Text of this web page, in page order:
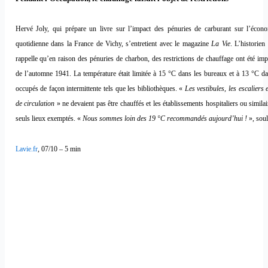
Hervé Joly, qui prépare un livre sur l’impact des pénuries de carburant sur
quotidienne dans la France de Vichy, s’entretient avec le magazineLa Vie. L’historien
rappelle qu’en raison des pénuries de charbon, des restrictions de chauffage ont été
de l’automne 1941. La température était limitée à 15 °C dans les bureaux et à 13 °C
occupés de façon intermittente tels que les bibliothèques. « Les vestibules, les escaliers
de circulation » ne devaient pas être chauffés et les établissements hospitaliers ou
seuls lieux exemptés. « Nous sommes loin des 19 °C recommandés aujourd’hui !»,
Lavie.fr, 07/10 – 5 min